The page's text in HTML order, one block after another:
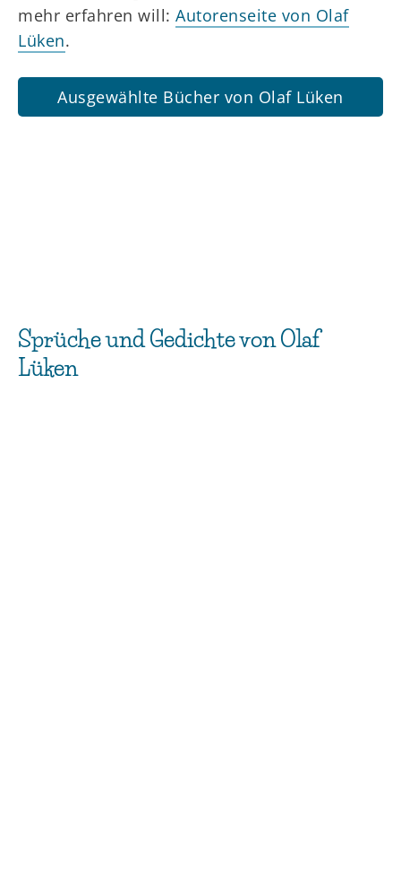
mehr erfahren will: Autorenseite von Olaf
Lüken.
Ausgewählte Bücher von Olaf Lüken
Sprüche und Gedichte von Olaf
Lüken